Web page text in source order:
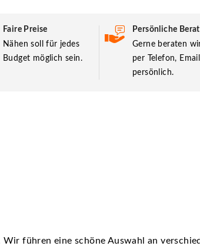
Faire Preise
Nähen soll für jedes
Budget möglich sein.
Persönliche
Gerne beraten
per Telefon,
persönlich.
führen eine schöne Auswahl an